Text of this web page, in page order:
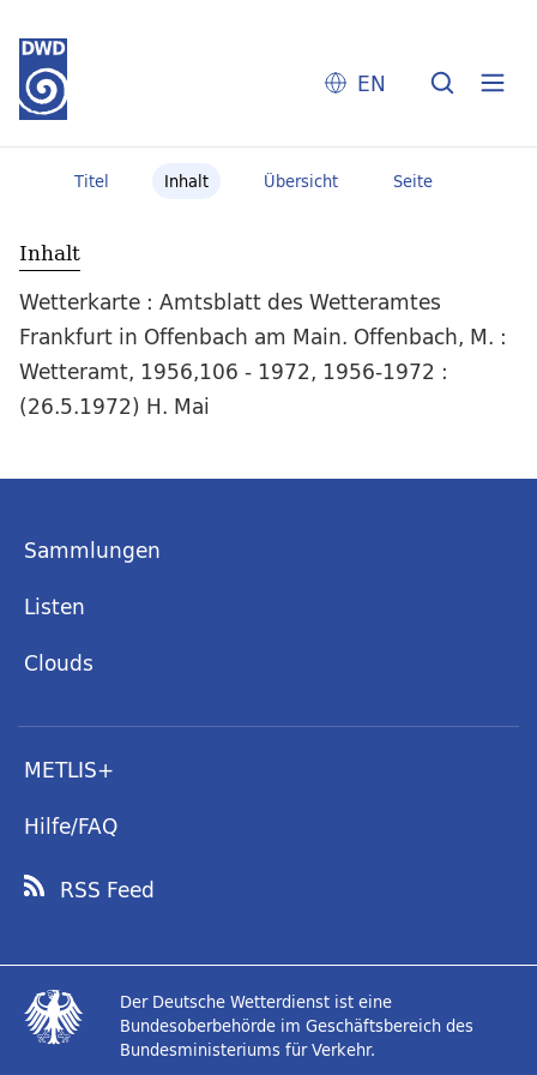
EN
Titel Inhalt Übersicht Seite
Inhalt
Wetterkarte : Amtsblatt des Wetteramtes
Frankfurt in Offenbach am Main. Offenbach, M. :
Wetteramt, 1956,106 - 1972, 1956-1972 :
(26.5.1972) H. Mai
Sammlungen
Listen
Clouds
METLIS+
Hilfe/FAQ
RSS Feed
Der Deutsche Wetterdienst ist eine
Bundesoberbehörde im Geschäftsbereich des
Bundesministeriums für Verkehr.